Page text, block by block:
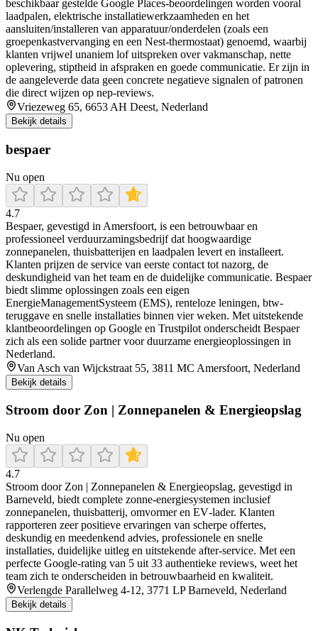
beschikbaar gestelde Google Places-beoordelingen worden vooral
laadpalen, elektrische installatiewerkzaamheden en het
aansluiten/installeren van apparatuur/onderdelen (zoals een
groepenkastvervanging en een Nest-thermostaat) genoemd, waarbij
klanten vrijwel unaniem lof uitspreken over vakmanschap, nette
oplevering, stiptheid in afspraken en goede communicatie. Er zijn in
de aangeleverde data geen concrete negatieve signalen of patronen
die direct wijzen op nep-reviews.
Vriezeweg 65, 6653 AH Deest, Nederland
Bekijk details
bespaer
Nu open
4.7
Bespaer, gevestigd in Amersfoort, is een betrouwbaar en
professioneel verduurzamingsbedrijf dat hoogwaardige
zonnepanelen, thuisbatterijen en laadpalen levert en installeert.
Klanten prijzen de service van eerste contact tot nazorg, de
deskundigheid van het team en de duidelijke communicatie. Bespaer
biedt slimme oplossingen zoals een eigen
EnergieManagementSysteem (EMS), renteloze leningen, btw-
teruggave en snelle installaties binnen vier weken. Met uitstekende
klantbeoordelingen op Google en Trustpilot onderscheidt Bespaer
zich als een solide partner voor duurzame energieoplossingen in
Nederland.
Van Asch van Wijckstraat 55, 3811 MC Amersfoort, Nederland
Bekijk details
Stroom door Zon | Zonnepanelen & Energieopslag
Nu open
4.7
Stroom door Zon | Zonnepanelen & Energieopslag, gevestigd in
Barneveld, biedt complete zonne-energiesystemen inclusief
zonnepanelen, thuisbatterij, omvormer en EV‑lader. Klanten
rapporteren zeer positieve ervaringen van scherpe offertes,
deskundig en meedenkend advies, professionele en snelle
installaties, duidelijke uitleg en uitstekende after‑service. Met een
perfecte Google‑rating van 5 uit 33 authentieke reviews, weet het
team zich te onderscheiden in betrouwbaarheid en kwaliteit.
Verlengde Parallelweg 4-12, 3771 LP Barneveld, Nederland
Bekijk details